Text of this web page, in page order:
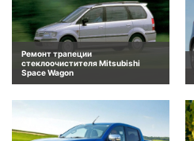
Ремонт трапеции
стеклоочистителя Mitsubishi
Space Wagon